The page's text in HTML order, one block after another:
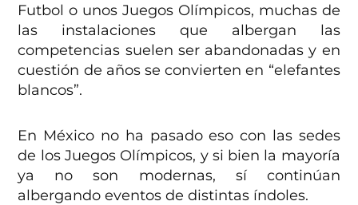
Futbol o unos Juegos Olímpicos, muchas de
las instalaciones que albergan las
competencias suelen ser abandonadas y en
cuestión de años se convierten en “elefantes
blancos”.
En México no ha pasado eso con las sedes
de los Juegos Olímpicos, y si bien la mayoría
ya no son modernas, sí continúan
albergando eventos de distintas índoles.